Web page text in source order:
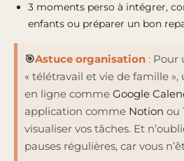
3 moments perso à intégrer,
enfants ou préparer un bon
🎯Astuce organisation : Pour
« télétravail et vie de famille
en ligne comme Google
application comme Notion ou
visualiser vos tâches. Et
pauses régulières, car vous